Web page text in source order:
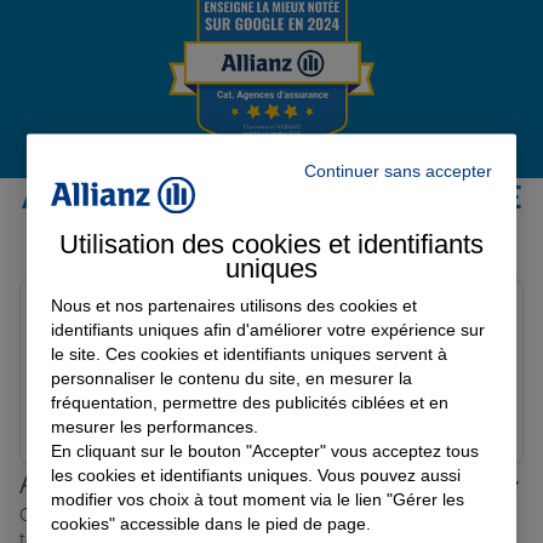
Garantie des accidents de la vie
Protection juridique
Retraite
Tous nos devis d'assurance
Avis de l'agence Agence LAMURE
SUR AZERGUES
Avis sur une période de 6 mois
Note de 5 sur 5
Le 17/03/2026 - Agence LAMURE SUR AZERGUES
Marie g.
Prendre un RDV Voir l'agence
Allianz proche de chez vous
Où que vous soyez en France, nos agences Allianz sont
Continuer sans accepter
Utilisation des cookies et identifiants
uniques
Nous et nos partenaires utilisons des cookies et
identifiants uniques afin d'améliorer votre expérience sur
le site. Ces cookies et identifiants uniques servent à
personnaliser le contenu du site, en mesurer la
fréquentation, permettre des publicités ciblées et en
mesurer les performances.
En cliquant sur le bouton "Accepter" vous acceptez tous
les cookies et identifiants uniques. Vous pouvez aussi
modifier vos choix à tout moment via le lien "Gérer les
cookies" accessible dans le pied de page.